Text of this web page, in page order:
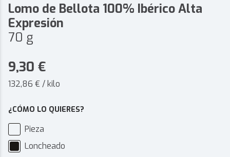
Lomo de Bellota 100% Ibérico Alta
Expresión
70 g
9,30 €
132,86 € / kilo
¿CÓMO LO QUIERES?
Pieza
Loncheado